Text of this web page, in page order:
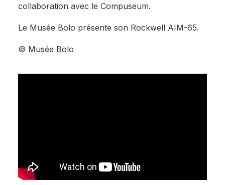
collaboration avec le Compuseum.
Le Musée Bolo présente son Rockwell AIM-65.
© Musée Bolo